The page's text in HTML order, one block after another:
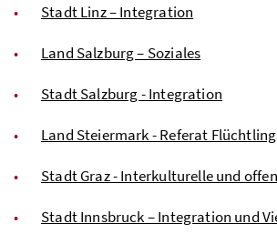
Stadt Linz – Integration
Land Salzburg – Soziales
Stadt Salzburg - Integration
Land Steiermark - Referat
Stadt Graz - Interkulturelle und
Stadt Innsbruck – Integration und